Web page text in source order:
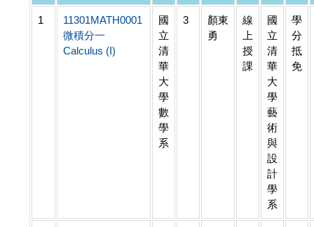
1
11301MATH0001
微積分一
Calculus (I)
國
立
清
華
大
學
數
學
系
3
顏東
勇
線
上
授
課
國
立
清
華
大
學
藝
術
與
設
計
學
系
學
分
抵
免